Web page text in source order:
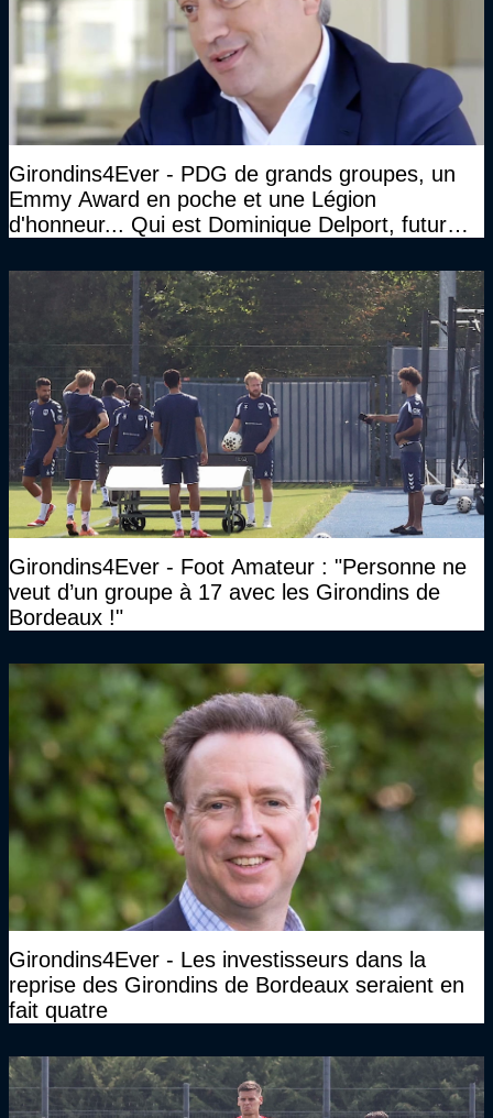
Girondins4Ever - PDG de grands groupes, un
Emmy Award en poche et une Légion
d'honneur... Qui est Dominique Delport, futur
Girondins4Ever - Foot Amateur : "Personne ne
veut d’un groupe à 17 avec les Girondins de
Bordeaux !"
Girondins4Ever - Les investisseurs dans la
reprise des Girondins de Bordeaux seraient en
fait quatre